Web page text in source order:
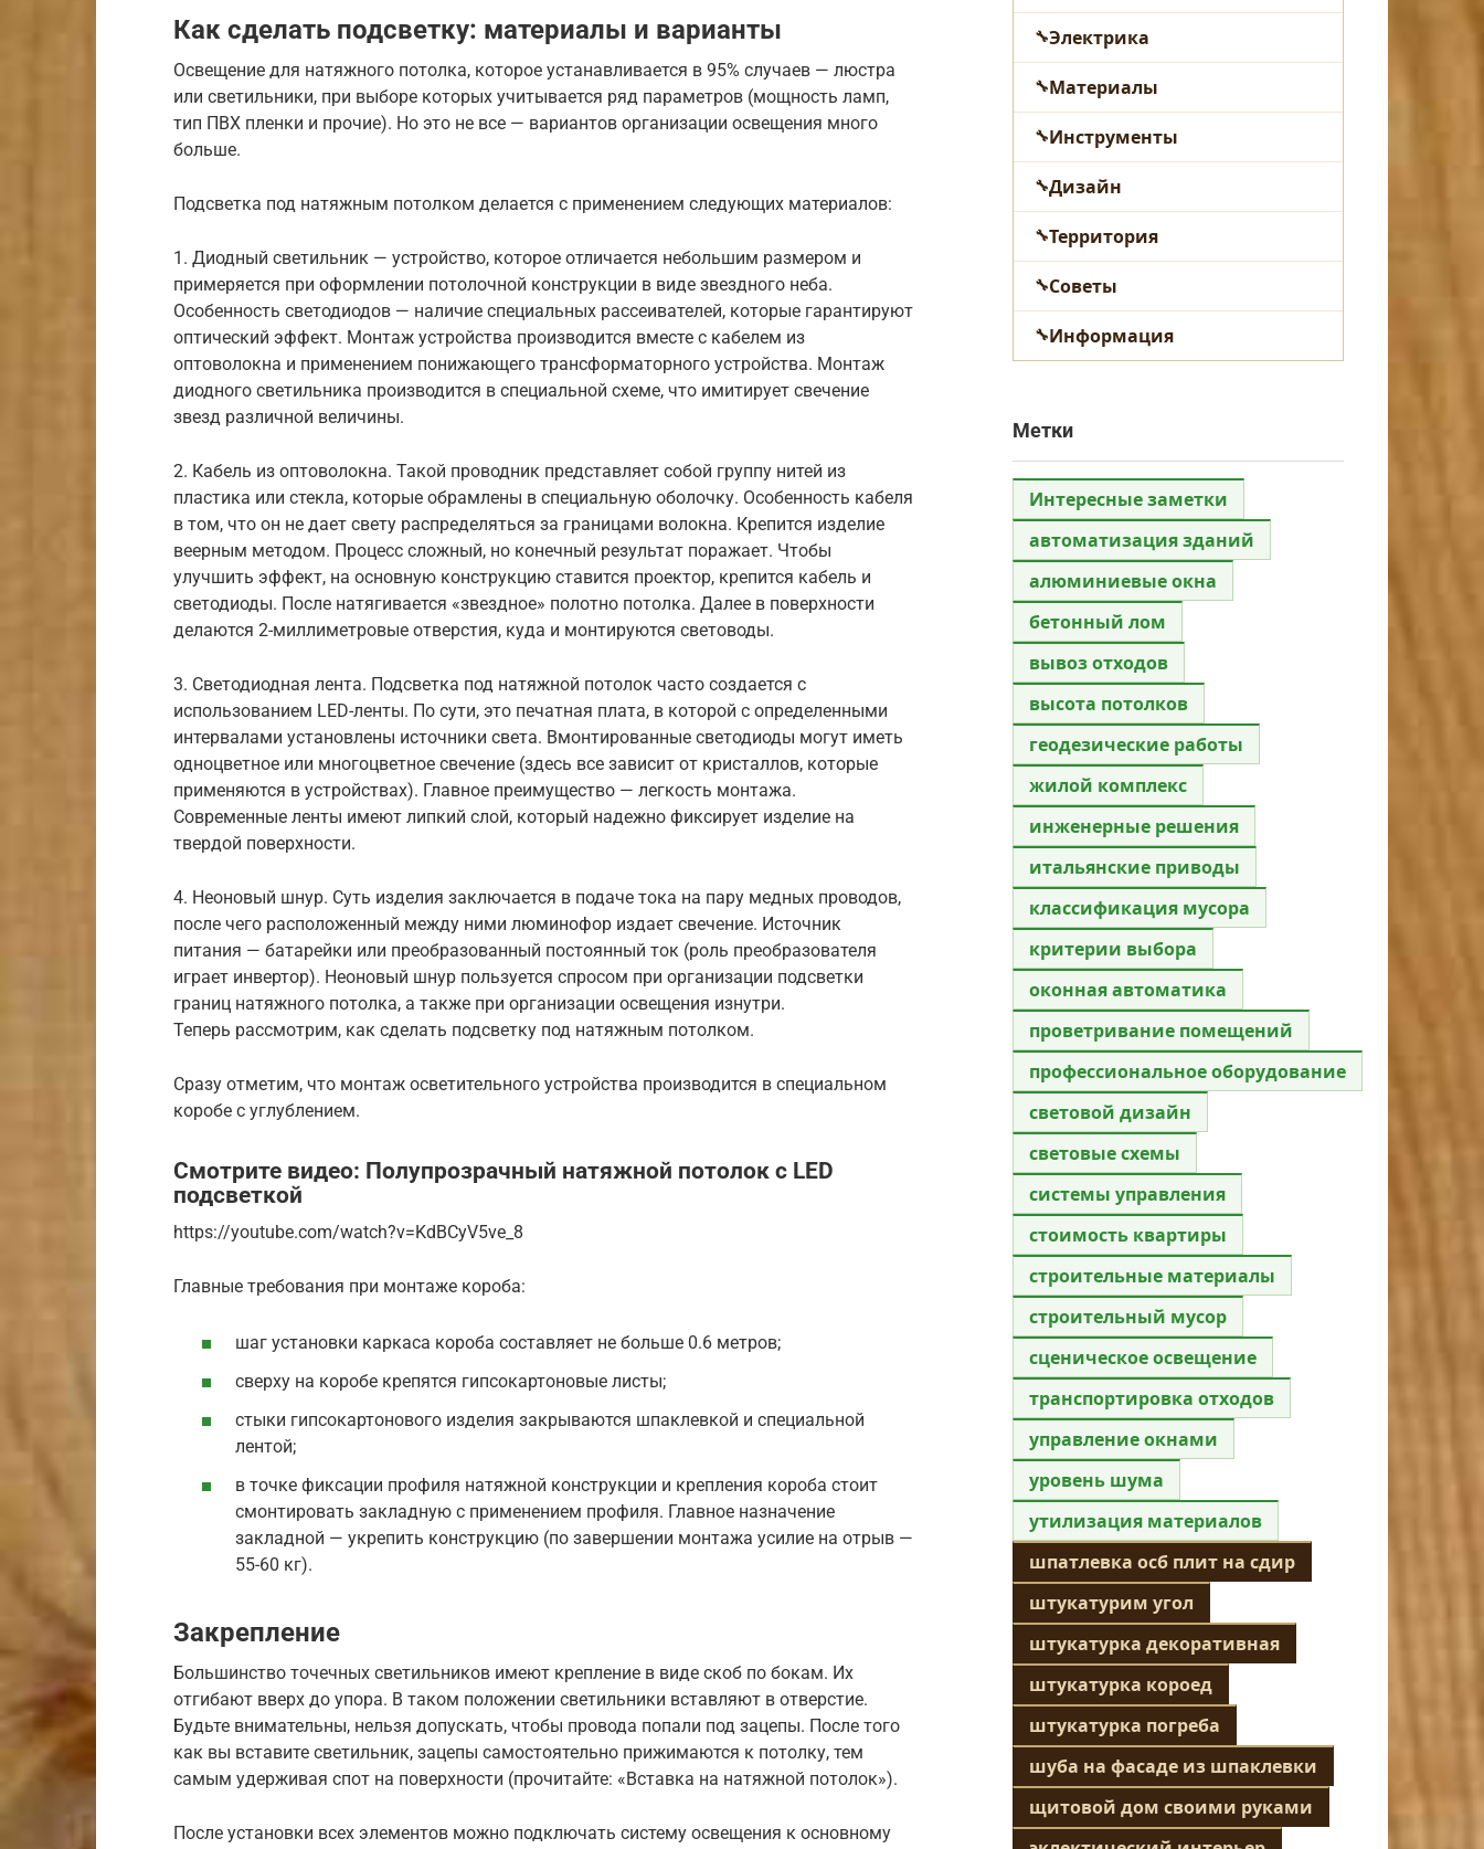
Как сделать подсветку: материалы и варианты
Освещение для натяжного потолка, которое устанавливается в 95% случаев — люстра
или светильники, при выборе которых учитывается ряд параметров (мощность ламп,
тип ПВХ пленки и прочие). Но это не все — вариантов организации освещения много
больше.
Подсветка под натяжным потолком делается с применением следующих материалов:
1. Диодный светильник — устройство, которое отличается небольшим размером и
примеряется при оформлении потолочной конструкции в виде звездного неба.
Особенность светодиодов — наличие специальных рассеивателей, которые гарантируют
оптический эффект. Монтаж устройства производится вместе с кабелем из
оптоволокна и применением понижающего трансформаторного устройства. Монтаж
диодного светильника производится в специальной схеме, что имитирует свечение
звезд различной величины.
2. Кабель из оптоволокна. Такой проводник представляет собой группу нитей из
пластика или стекла, которые обрамлены в специальную оболочку. Особенность кабеля
в том, что он не дает свету распределяться за границами волокна. Крепится изделие
веерным методом. Процесс сложный, но конечный результат поражает. Чтобы
улучшить эффект, на основную конструкцию ставится проектор, крепится кабель и
светодиоды. После натягивается «звездное» полотно потолка. Далее в поверхности
делаются 2-миллиметровые отверстия, куда и монтируются световоды.
3. Светодиодная лента. Подсветка под натяжной потолок часто создается с
использованием LED-ленты. По сути, это печатная плата, в которой с определенными
интервалами установлены источники света. Вмонтированные светодиоды могут иметь
одноцветное или многоцветное свечение (здесь все зависит от кристаллов, которые
применяются в устройствах). Главное преимущество — легкость монтажа.
Современные ленты имеют липкий слой, который надежно фиксирует изделие на
твердой поверхности.
4. Неоновый шнур. Суть изделия заключается в подаче тока на пару медных проводов,
после чего расположенный между ними люминофор издает свечение. Источник
питания — батарейки или преобразованный постоянный ток (роль преобразователя
играет инвертор). Неоновый шнур пользуется спросом при организации подсветки
границ натяжного потолка, а также при организации освещения изнутри.
Теперь рассмотрим, как сделать подсветку под натяжным потолком.
Сразу отметим, что монтаж осветительного устройства производится в специальном
коробе с углублением.
Смотрите видео: Полупрозрачный натяжной потолок с LED
подсветкой
https://youtube.com/watch?v=KdBCyV5ve_8
Главные требования при монтаже короба:
шаг установки каркаса короба составляет не больше 0.6 метров;
сверху на коробе крепятся гипсокартоновые листы;
стыки гипсокартонового изделия закрываются шпаклевкой и специальной
лентой;
в точке фиксации профиля натяжной конструкции и крепления короба стоит
смонтировать закладную с применением профиля. Главное назначение
закладной — укрепить конструкцию (по завершении монтажа усилие на отрыв —
55-60 кг).
Закрепление
Большинство точечных светильников имеют крепление в виде скоб по бокам. Их
отгибают вверх до упора. В таком положении светильники вставляют в отверстие.
Будьте внимательны, нельзя допускать, чтобы провода попали под зацепы. После того
как вы вставите светильник, зацепы самостоятельно прижимаются к потолку, тем
самым удерживая спот на поверхности (прочитайте: «Вставка на натяжной потолок»).
После установки всех элементов можно подключать систему освещения к основному
Электрика
Материалы
Инструменты
Дизайн
Территория
Советы
Информация
Метки
Интересные заметки
автоматизация зданий
алюминиевые окна
бетонный лом
вывоз отходов
высота потолков
геодезические работы
жилой комплекс
инженерные решения
итальянские приводы
классификация мусора
критерии выбора
оконная автоматика
проветривание помещений
профессиональное оборудование
световой дизайн
световые схемы
системы управления
стоимость квартиры
строительные материалы
строительный мусор
сценическое освещение
транспортировка отходов
управление окнами
уровень шума
утилизация материалов
шпатлевка осб плит на сдир
штукатурим угол
штукатурка декоративная
штукатурка короед
штукатурка погреба
шуба на фасаде из шпаклевки
щитовой дом своими руками